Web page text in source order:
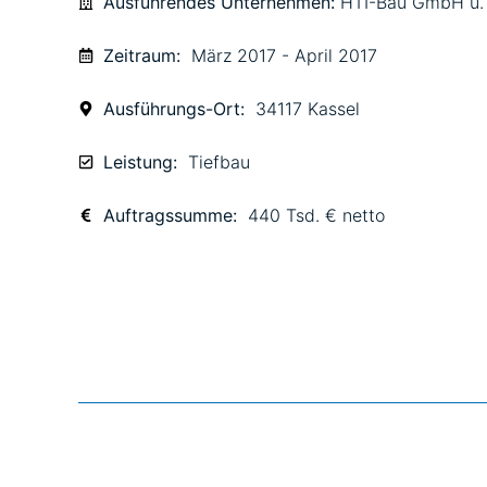
Zeitraum:März 2017 - April 2017
Ausführungs-Ort:34117 Kassel
Leistung: Tiefbau
Auftragssumme:440 Tsd. € netto